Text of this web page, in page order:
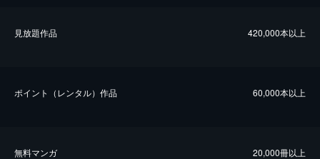
⾒放題作品 420,000本以上
ポイント（レンタル）作品 60,000本以上
無料マンガ 20,000冊以上